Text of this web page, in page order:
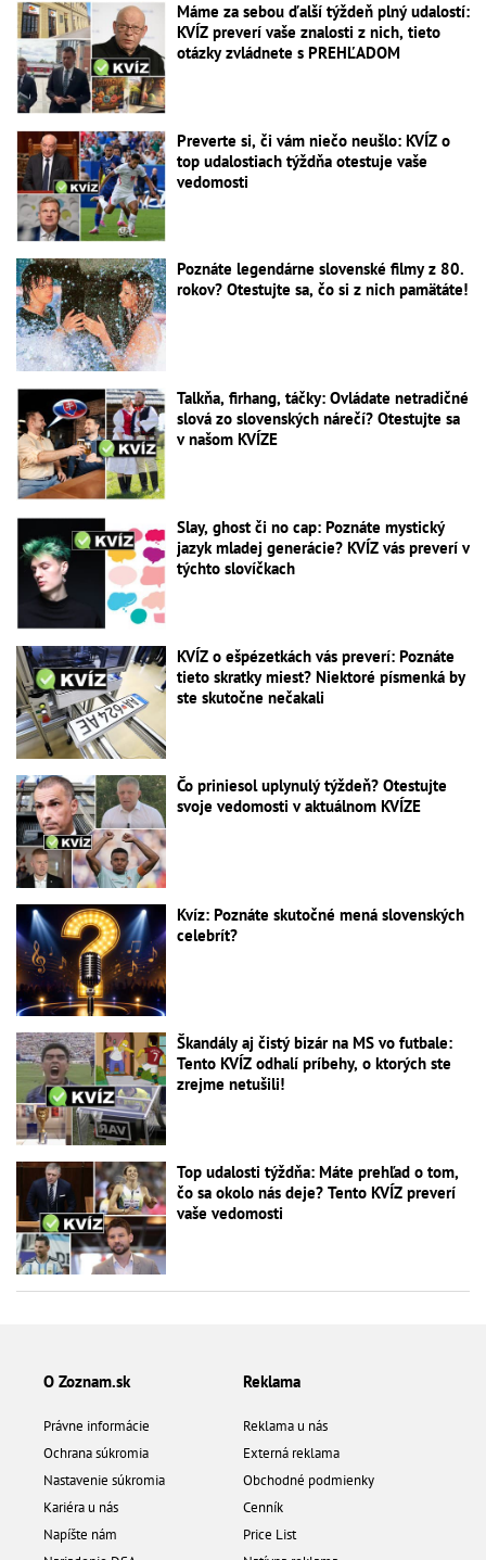
Máme za sebou ďalší týždeň plný udalostí:
KVÍZ preverí vaše znalosti z nich, tieto
otázky zvládnete s PREHĽADOM
Preverte si, či vám niečo neušlo: KVÍZ o
top udalostiach týždňa otestuje vaše
vedomosti
Poznáte legendárne slovenské filmy z 80.
rokov? Otestujte sa, čo si z nich pamätáte!
Talkňa, firhang, táčky: Ovládate netradičné
slová zo slovenských nárečí? Otestujte sa
v našom KVÍZE
Slay, ghost či no cap: Poznáte mystický
jazyk mladej generácie? KVÍZ vás preverí v
týchto slovíčkach
KVÍZ o ešpézetkách vás preverí: Poznáte
tieto skratky miest? Niektoré písmenká by
ste skutočne nečakali
Čo priniesol uplynulý týždeň? Otestujte
svoje vedomosti v aktuálnom KVÍZE
Kvíz: Poznáte skutočné mená slovenských
celebrít?
Škandály aj čistý bizár na MS vo futbale:
Tento KVÍZ odhalí príbehy, o ktorých ste
zrejme netušili!
Top udalosti týždňa: Máte prehľad o tom,
čo sa okolo nás deje? Tento KVÍZ preverí
vaše vedomosti
O Zoznam.sk
Právne informácie
Ochrana súkromia
Nastavenie súkromia
Kariéra u nás
Napíšte nám
Reklama
Reklama u nás
Externá reklama
Obchodné podmienky
Cenník
Price List